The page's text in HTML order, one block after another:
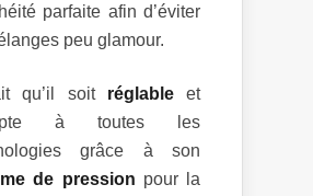
parfaite afin d’éviter
peu glamour.
qu’il soit réglableet
à toutes les
grâce à son
de pression pour la